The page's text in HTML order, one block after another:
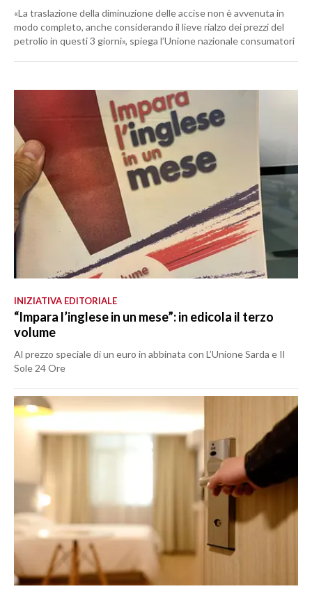
«La traslazione della diminuzione delle accise non è avvenuta in
modo completo, anche considerando il lieve rialzo dei prezzi del
petrolio in questi 3 giorni», spiega l’Unione nazionale consumatori
INIZIATIVA EDITORIALE
“Impara l’inglese in un mese”: in edicola il terzo
volume
Al prezzo speciale di un euro in abbinata con L’Unione Sarda e Il
Sole 24 Ore